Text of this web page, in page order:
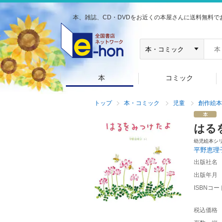
本、雑誌、CD・DVDをお近くの本屋さんに送料無料で
本 コミック
トップ 本・コミック 児童 創作絵本
はる
幼児絵本シ
平野恵理
出版社名
出版年月
ISBNコー
税込価格